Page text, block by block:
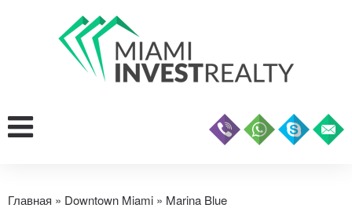
Главная » Downtown Miami » Marina Blue